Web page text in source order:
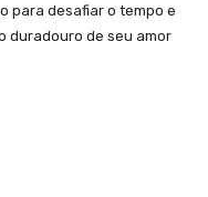
para desafiar o tempo e
duradouro de seu amor